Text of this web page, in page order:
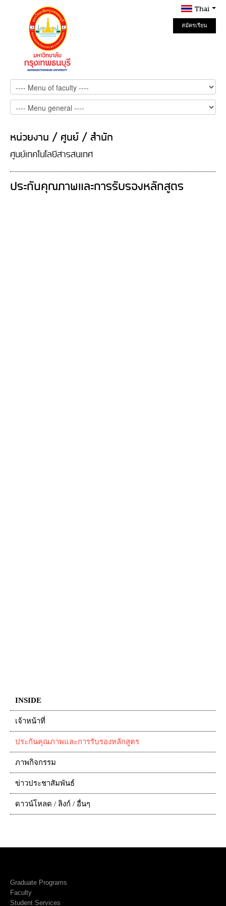
Thai
สมัครเรียน
Online
หน่วยงาน / ศูนย์ / สำนัก
ศูนย์เทคโนโลยีสารสนเทศ
ประกันคุณภาพและการรับรองหลักสูตร
INSIDE
เจ้าหน้าที่
ประกันคุณภาพและการรับรองหลักสูตร
ภาพกิจกรรม
ข่าวประชาสัมพันธ์
ดาวน์โหลด / ลิงก์ / อื่นๆ
Graduate Programs
Faculty
Student Services